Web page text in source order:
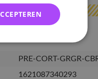
PRE-CORT-GRGR-
1621087340293